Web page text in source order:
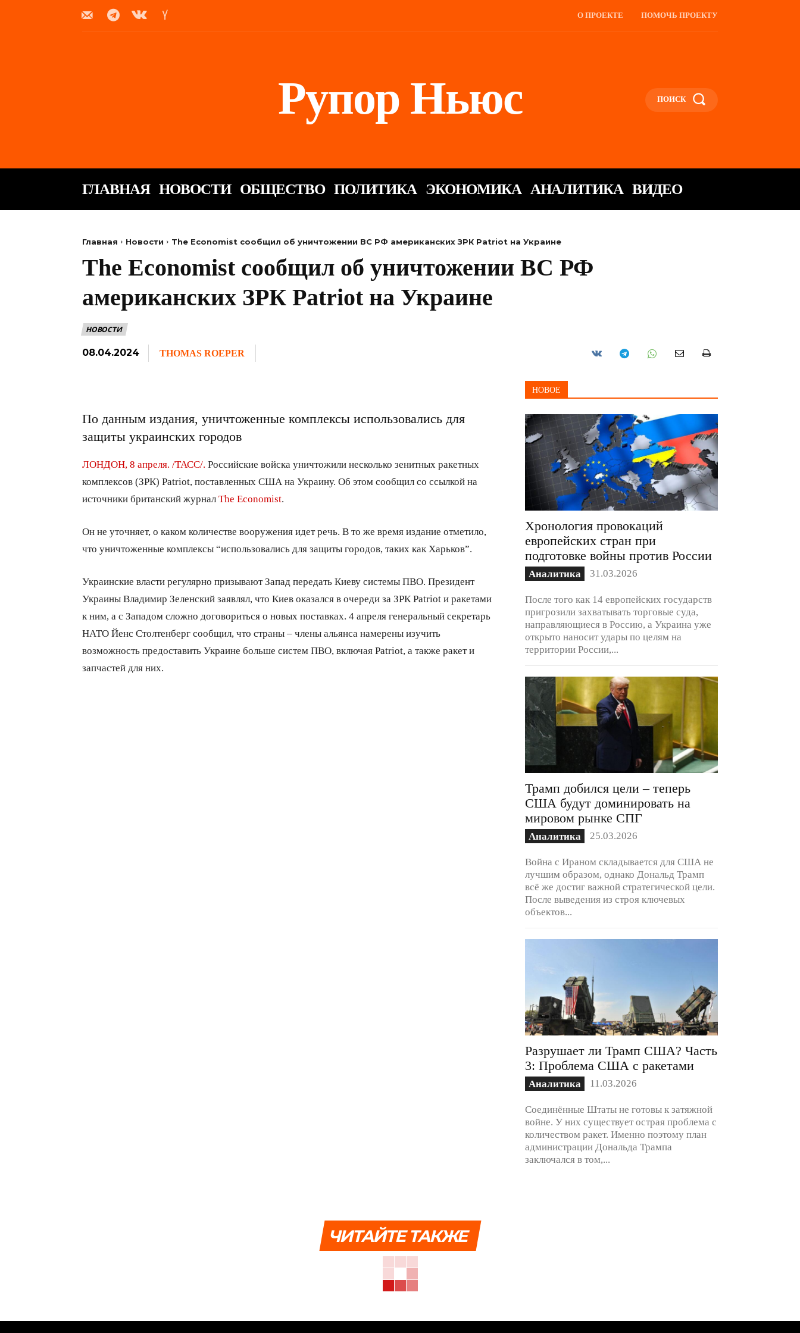
О ПРОЕКТЕ ПОМОЧЬ ПРОЕКТУ
Рупор Ньюс ПОИСК
ГЛАВНАЯ НОВОСТИ ОБЩЕСТВО ПОЛИТИКА ЭКОНОМИКА АНАЛИТИКА ВИДЕО
Главная Новости The Economist сообщил об уничтожении ВС РФ американских ЗРК Patriot на Украине
The Economist сообщил об уничтожении ВС РФ
американских ЗРК Patriot на Украине
НОВОСТИ
08.04.2024 THOMAS ROEPER
По данным издания, уничтоженные комплексы использовались для
защиты украинских городов
ЛОНДОН, 8 апреля. /ТАСС/. Российские войска уничтожили несколько зенитных ракетных
комплексов (ЗРК) Patriot, поставленных США на Украину. Об этом сообщил со ссылкой на
источники британский журнал The Economist
Он не уточняет, о каком количестве вооружения идет речь. В то же время издание отметило,
что уничтоженные комплексы “использовались для защиты городов, таких как Харьков”.
Украинские власти регулярно призывают Запад передать Киеву системы ПВО. Президент
Украины Владимир Зеленский заявлял, что Киев оказался в очереди за ЗРК Patriot и ракетами
к ним, а с Западом сложно договориться о новых поставках. 4 апреля генеральный секретарь
НАТО Йенс Столтенберг сообщил, что страны – члены альянса намерены изучить
возможность предоставить Украине больше систем ПВО, включая Patriot, а также ракет и
запчастей для них.
НОВОЕ
Хронология провокаций
европейских стран при
подготовке войны против России
Аналитика 31.03.2026
После того как 14 европейских государств
пригрозили захватывать торговые суда,
направляющиеся в Россию, а Украина уже
открыто наносит удары по целям на
территории России,...
Трамп добился цели – теперь
США будут доминировать на
мировом рынке СПГ
Аналитика 25.03.2026
Война с Ираном складывается для США не
лучшим образом, однако Дональд Трамп
всё же достиг важной стратегической цели.
После выведения из строя ключевых
объектов...
Разрушает ли Трамп США? Часть
3: Проблема США с ракетами
Аналитика 11.03.2026
Соединённые Штаты не готовы к затяжной
войне. У них существует острая проблема с
количеством ракет. Именно поэтому план
администрации Дональда Трампа
заключался в том,...
ЧИТАЙТЕ ТАКЖЕ